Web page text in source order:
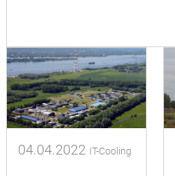
04.04.2022 IT-Cooling